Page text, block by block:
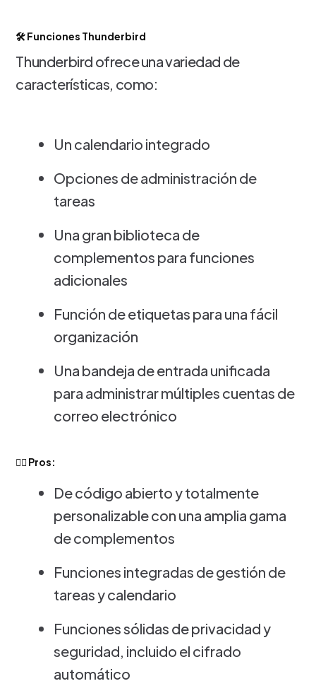
🛠️ Funciones Thunderbird
Thunderbird ofrece una variedad de
características, como:
Un calendario integrado
Opciones de administración de
tareas
Una gran biblioteca de
complementos para funciones
adicionales
Función de etiquetas para una fácil
organización
Una bandeja de entrada unificada
para administrar múltiples cuentas de
correo electrónico
👍🏻 Pros:
De código abierto y totalmente
personalizable con una amplia gama
de complementos
Funciones integradas de gestión de
tareas y calendario
Funciones sólidas de privacidad y
seguridad, incluido el cifrado
automático